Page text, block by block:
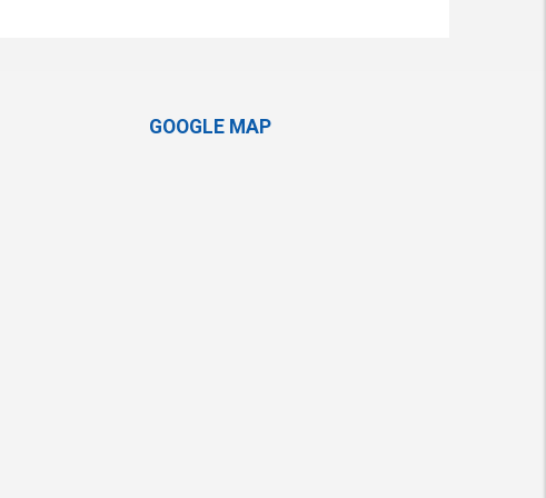
GOOGLE MAP